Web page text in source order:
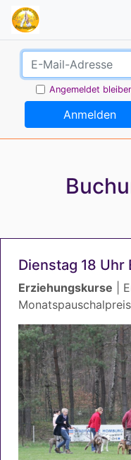
Angemeldet
Anmelden
Dienstag 18 Uhr
Erziehungskurse |